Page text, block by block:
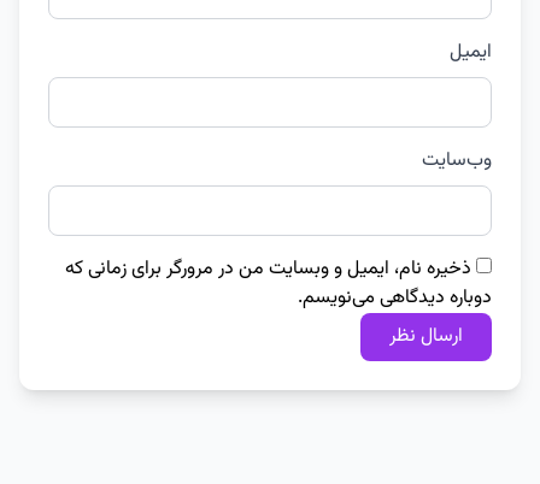
ایمیل
وب‌سایت
ذخیره نام، ایمیل و وبسایت من در مرورگر برای زمانی که
دوباره دیدگاهی می‌نویسم.